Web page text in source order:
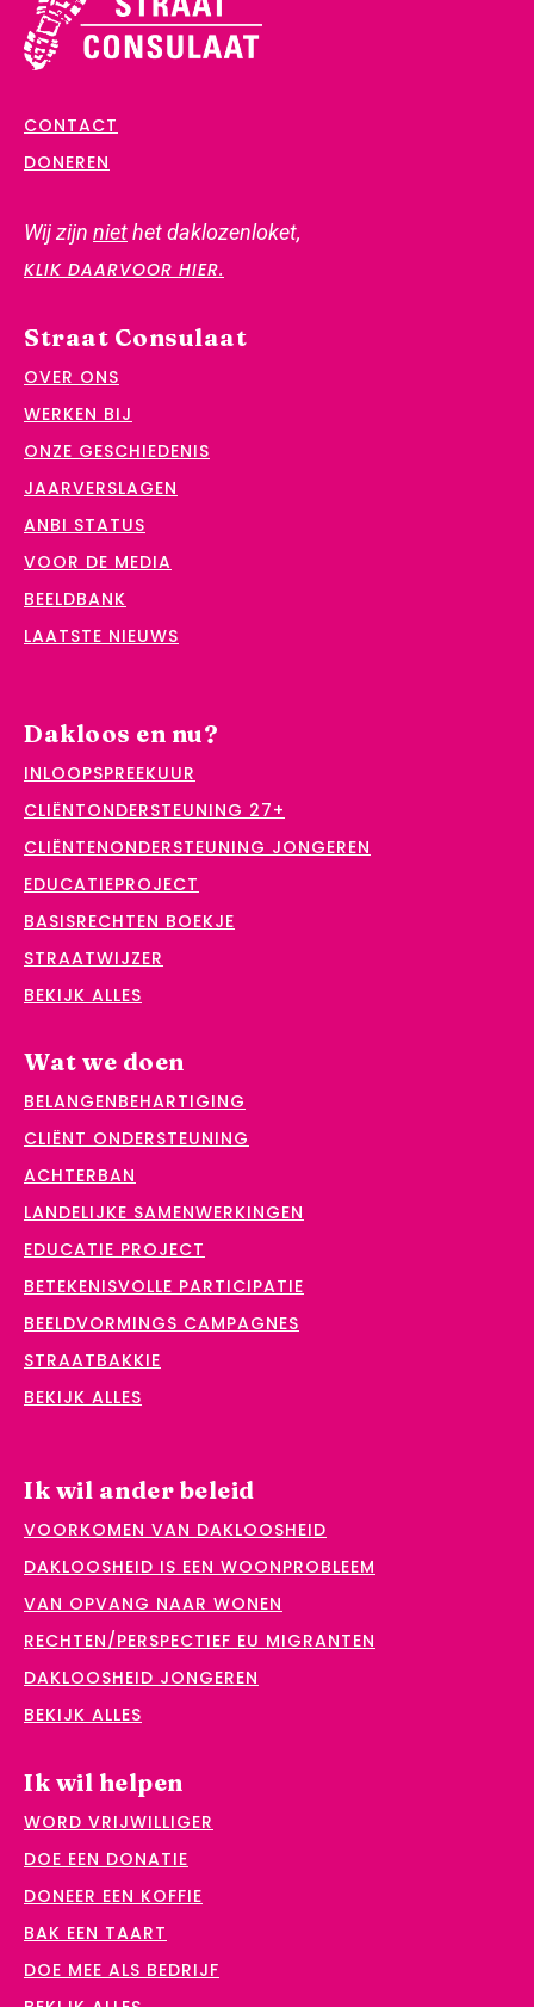
CONTACT
DONEREN
Wij zijn niethet daklozenloket,
KLIK DAARVOOR HIER.
Straat Consulaat
OVER ONS
WERKEN BIJ
ONZE GESCHIEDENIS
JAARVERSLAGEN
ANBI STATUS
VOOR DE MEDIA
BEELDBANK
LAATSTE NIEUWS
Dakloos en nu?
INLOOPSPREEKUUR
CLIËNTONDERSTEUNING 27+
CLIËNTENONDERSTEUNING JONGEREN
EDUCATIEPROJECT
BASISRECHTEN BOEKJE
STRAATWIJZER
BEKIJK ALLES
Wat we doen
BELANGENBEHARTIGING
CLIËNT ONDERSTEUNING
ACHTERBAN
LANDELIJKE SAMENWERKINGEN
EDUCATIE PROJECT
BETEKENISVOLLE PARTICIPATIE
BEELDVORMINGS CAMPAGNES
STRAATBAKKIE
BEKIJK ALLES
Ik wil ander beleid
VOORKOMEN VAN DAKLOOSHEID
DAKLOOSHEID IS EEN WOONPROBLEEM
VAN OPVANG NAAR WONEN
RECHTEN/PERSPECTIEF EU MIGRANTEN
DAKLOOSHEID JONGEREN
BEKIJK ALLES
Ik wil helpen
WORD VRIJWILLIGER
DOE EEN DONATIE
DONEER EEN KOFFIE
BAK EEN TAART
DOE MEE ALS BEDRIJF